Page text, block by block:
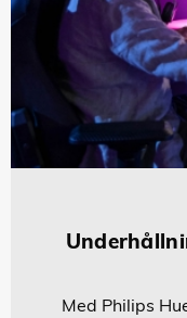
Med Philips